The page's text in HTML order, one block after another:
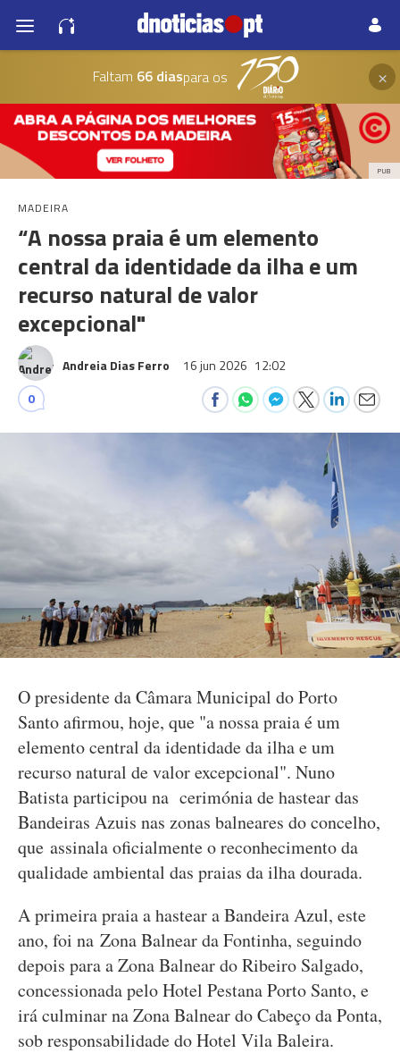
Faltam 66 diaspara os ×
PUB
MADEIRA
“A nossa praia é um elemento
central da identidade da ilha e um
recurso natural de valor
excepcional"
Andreia Dias Ferro 16 jun 2026 12:02
0
O presidente da Câmara Municipal do Porto
Santo afirmou, hoje, que "a nossa praia é um
elemento central da identidade da ilha e um
recurso natural de valor excepcional". Nuno
Batista participou na cerimónia de hastear das
Bandeiras Azuis nas zonas balneares do concelho,
que assinala oficialmente o reconhecimento da
qualidade ambiental das praias da ilha dourada.
A primeira praia a hastear a Bandeira Azul, este
ano, foi na Zona Balnear da Fontinha, seguindo
depois para a Zona Balnear do Ribeiro Salgado,
concessionada pelo Hotel Pestana Porto Santo, e
irá culminar na Zona Balnear do Cabeço da Ponta,
sob responsabilidade do Hotel Vila Baleira.